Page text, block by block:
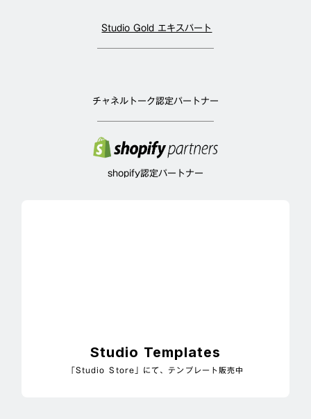
Studio Gold エキスパート
チャネルトーク認定パートナー
shopify認定パートナー
Studio Templates
「Studio Store」にて、テンプレート販売中